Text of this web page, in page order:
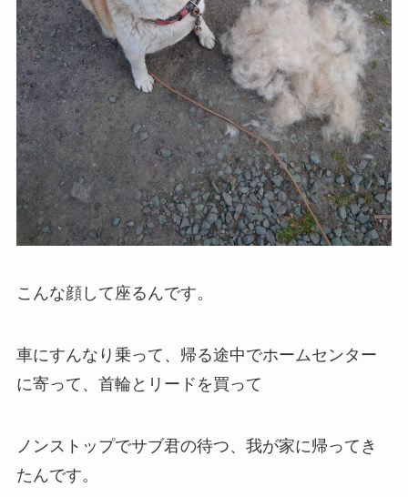
こんな顔して座るんです。
車にすんなり乗って、帰る途中でホームセンター
に寄って、首輪とリードを買って
ノンストップでサブ君の待つ、我が家に帰ってき
たんです。